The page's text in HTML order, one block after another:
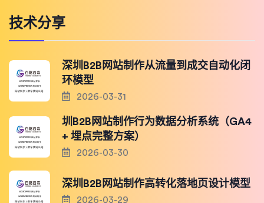
技术分享
深圳B2B网站制作从流量到成交自动化闭
环模型
2026-03-31
圳B2B网站制作行为数据分析系统（GA4
+ 埋点完整方案）
2026-03-30
深圳B2B网站制作高转化落地页设计模型
2026-03-29